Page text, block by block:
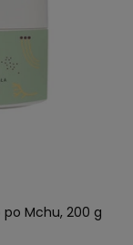
po Mchu, 200 g